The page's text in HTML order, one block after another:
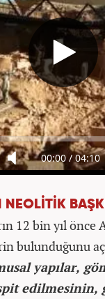
NEOLİTİK
12 bin yıl önce
bulunduğunu
yapılar,